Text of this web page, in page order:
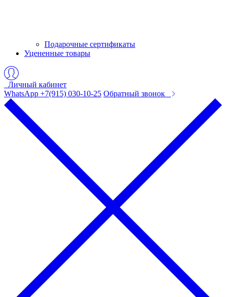
Подарочные сертификаты
Уцененные товары
Личный кабинет
WhatsApp +7(915) 030-10-25 Обратный звонок